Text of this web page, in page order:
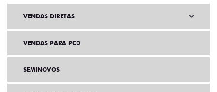
VENDAS DIRETAS
VENDAS PARA PCD
SEMINOVOS